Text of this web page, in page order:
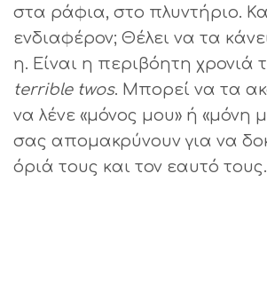
στα ράφια, στο πλυντήριο.
ενδιαφέρον; Θέλει να τα
η. Είναι η περιβόητη χρονιά
terrible twos. Μπορεί να τα
να λένε «μόνος μου» ή «μόνη
σας απομακρύνουν για να
όριά τους και τον εαυτό τους.